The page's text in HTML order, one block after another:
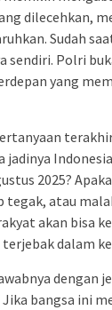
dilecehkan,
Sudah
sendiri. Polri
yang
jadinya
2025?
tegak, atau
akan bisa
dalam
dengan
bangsa ini